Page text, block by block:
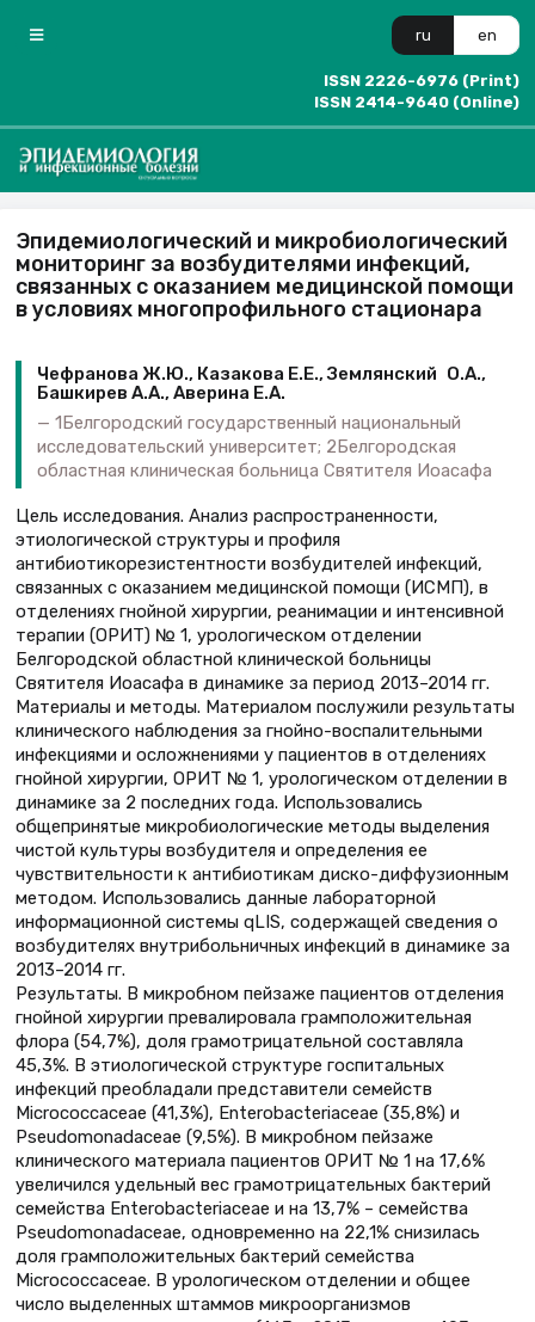
ru en
ISSN 2226-6976 (Print)
ISSN 2414-9640 (Online)
Эпидемиологический и микробиологический
мониторинг за возбудителями инфекций,
связанных с оказанием медицинской помощи
в условиях многопрофильного стационара
Чефранова Ж.Ю., Казакова Е.Е., Зем­лянский О.А.,
Башкирев А.А., Аверина Е.А.
1Белгородский государственный национальный
исследовательский университет; 2Белгородская
областная клиническая больница Святителя Иоасафа
Цель исследования. Анализ распространенности,
этиологической структуры и профиля
антибиотикорезистентности возбудителей инфекций,
связанных с оказанием медицинской помощи (ИСМП), в
отделениях гнойной хирургии, реанимации и интенсивной
терапии (ОРИТ) № 1, урологическом отделении
Белгородской областной клинической больницы
Святителя Иоасафа в динамике за период 2013–2014 гг.
Материалы и методы. Материалом послужили результаты
клинического наблюдения за гнойно-воспалительными
инфекциями и осложнениями у пациентов в отделениях
гнойной хирургии, ОРИТ № 1, урологическом отделении в
динамике за 2 последних года. Использовались
общепринятые микробиологические методы выделения
чистой культуры возбудителя и определения ее
чувствительности к антибиотикам диско-диффузионным
методом. Использовались данные лабораторной
информационной системы qLIS, содержащей сведения о
возбудителях внутрибольничных инфекций в динамике за
2013–2014 гг.
Результаты. В микробном пейзаже пациентов отделения
гнойной хирургии превалировала грамположительная
флора (54,7%), доля грамотрицательной составляла
45,3%. В этиологической структуре госпитальных
инфекций преобладали представители семейств
Micrococcaceae (41,3%), Enterobacteriaceae (35,8%) и
Рseudomonadaceae (9,5%). В микробном пейзаже
клинического материала пациентов ОРИТ № 1 на 17,6%
увеличился удельный вес грамотрицательных бактерий
семейства Enterobacteriaceae и на 13,7% – семейства
Рseudomonadaceae, одновременно на 22,1% снизилась
доля грамположительных бактерий семейства
Micrococcaceae. В урологическом отделении и общее
число выделенных штаммов микроорганизмов